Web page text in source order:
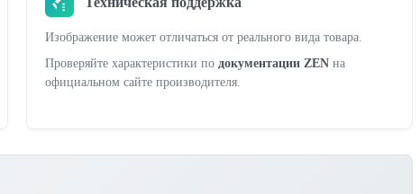
Изображение может отличаться от реального вида товара.
Проверяйте характеристики по документации ZENна
официальном сайте производителя.